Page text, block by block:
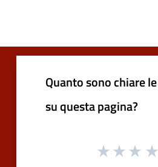
Quanto sono chiare
su questa pagina?